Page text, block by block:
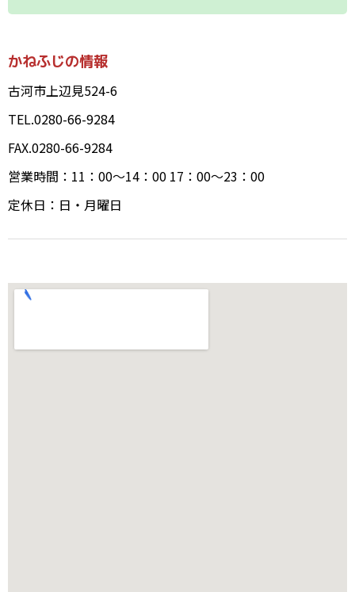
かねふじの情報
古河市上辺見524-6
TEL.0280-66-9284
FAX.0280-66-9284
営業時間：11：00～14：00 17：00～23：00
定休日：日・月曜日